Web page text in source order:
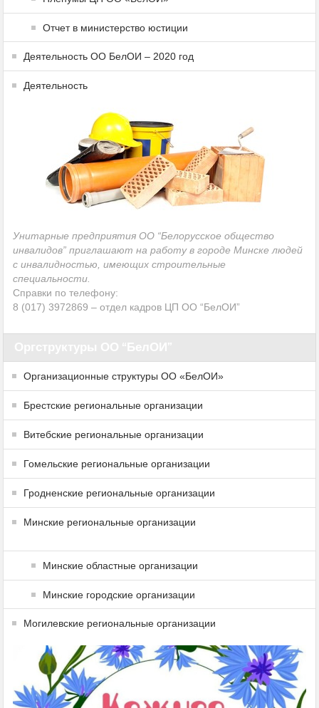
Отчет в министерство юстиции
Деятельность ОО БелОИ – 2020 год
Деятельность
Унитарные предприятия ОО “Белорусское общество
инвалидов” приглашают на работу в городе Минске людей
с инвалидностью, имеющих строительные
специальности.
Справки по телефону:
8 (017) 3972869 – отдел кадров ЦП ОО “БелОИ”
Организационные структуры ОО «БелОИ»
Брестские региональные организации
Витебские региональные организации
Гомельские региональные организации
Гродненские региональные организации
Минские региональные организации
Минские областные организации
Минские городские организации
Могилевские региональные организации